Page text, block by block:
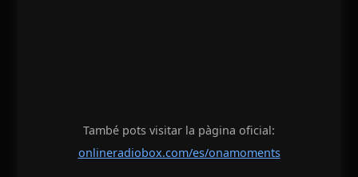
També pots visitar la pàgina oficial:
onlineradiobox.com/es/onamoments